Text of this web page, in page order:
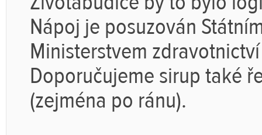
Nápoj je posuzován
Ministerstvem
Doporučujeme sirup také
(zejména po ránu).